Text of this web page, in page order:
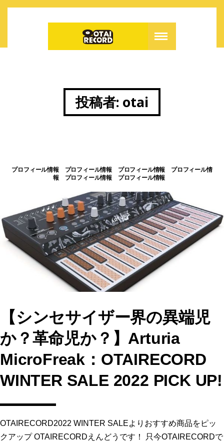
投稿者: otai
プロフィール情報 プロフィール情報 プロフィール情報 プロフィール情
報 プロフィール情報 プロフィール情報
【シンセサイザー界の異端児
か？革命児か？】Arturia
MicroFreak：OTAIRECORD
WINTER SALE 2022 PICK UP!
OTAIRECORD2022 WINTER SALEよりおすすめ商品をピッ
クアップ OTAIRECORDえんどうです！ 只今OTAIRECORDで